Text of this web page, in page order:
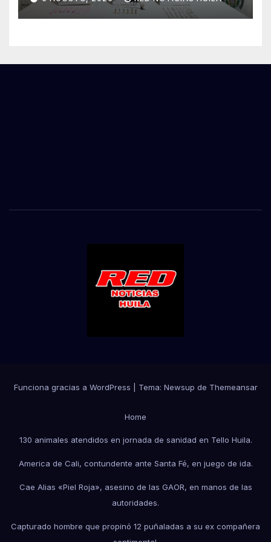
Funciona gracias a WordPress Tema: Newsup de Themeansar
Home
130 animales atendidos en jornada de sanidad en Tello Huila.
America de Cali, contundente ante Santa Fé, en juego de ida.
Cae Alias «Piel Roja», asesino de las GAOR, en manos de las
autoridades.
Capturado hombre que propinó 12 puñaladas a su ex compañera